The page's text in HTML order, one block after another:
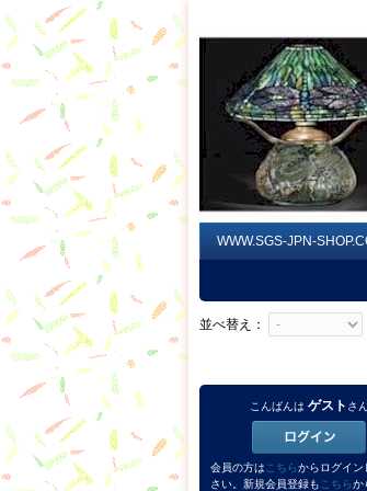
WWW.SGS-JPN-
並べ替え：
こんばんは ゲスト さん
会員の方はこちらからログイン
さい。新規会員登録もこちらか